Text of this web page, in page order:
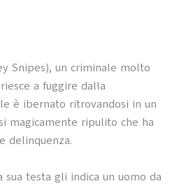
Snipes), un criminale molto
a fuggire dalla
è ibernato ritrovandosi in un
magicamente ripulito che ha
delinquenza.
testa gli indica un uomo da